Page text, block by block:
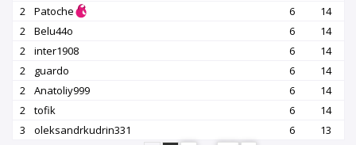
2
Patoche 6
14
2
Belu44o 6
14
2
inter1908 6
14
2
guardo 6
14
2
Аnatoliy999 6
14
2
tofik 6
14
3
oleksandrkudrin331 6
13